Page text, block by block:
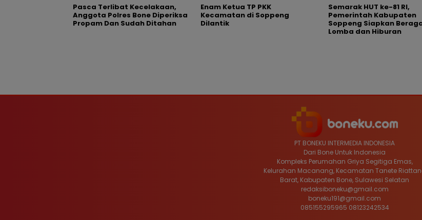
Pasca Terlibat Kecelakaan,
Anggota Polres Bone Diperiksa
Propam Dan Sudah Ditahan
Enam Ketua TP PKK
Kecamatan di Soppeng
Dilantik
Semarak HUT ke-81 RI,
Pemerintah Kabupaten
Soppeng Siapkan
Lomba dan Hiburan
PT BONEKU INTERMEDIA INDONESIA
Dari Bone Untuk Indonesia
Kompleks Perumahan Griya Segitiga Emas,
Kelurahan Macanang, Kecamatan Tanete
Barat, Kabupaten Bone, Sulawesi Selatan
redaksiboneku@gmail.com
boneku191@gmail.com
085155295965 08123242534